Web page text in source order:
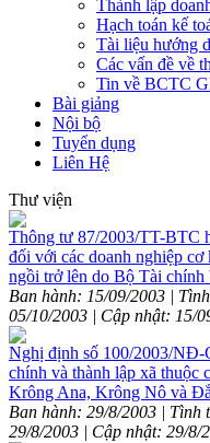
Thành lập
Hạch toán kế
Tài liệu hướng
Các vấn đề về
Tin về BCTC
Bài giảng
Nội bộ
Tuyển dụng
Liên Hệ
Thư viện
Thông tư 87/2003/TT-BTC
đối với các doanh nghiệp
ngồi trở lên do Bộ Tài chính
Ban hành: 15/09/2003 |
05/10/2003 | Cập nhật: 15/
Nghị định số 100/2003/NĐ-
chính và thành lập xã thuộc
Krông Ana, Krông Nô và
Ban hành: 29/8/2003 |
29/8/2003 | Cập nhật: 29/8/